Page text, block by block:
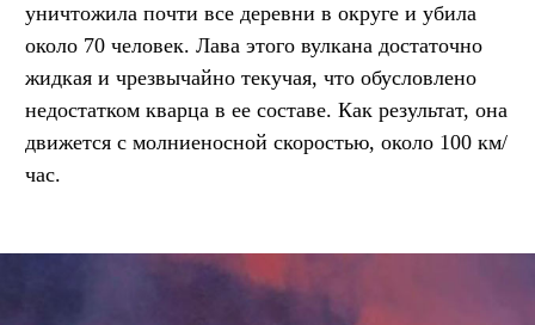
уничтожила почти все деревни в округе и убила
около 70 человек. Лава этого вулкана достаточно
жидкая и чрезвычайно текучая, что обусловлено
недостатком кварца в ее составе. Как результат, она
движется с молниеносной скоростью, около 100 км/
час.